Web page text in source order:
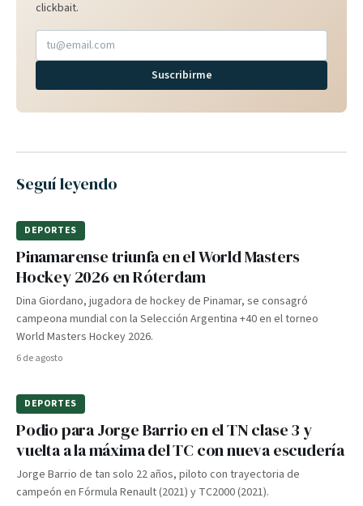
clickbait.
Suscribirme
Seguí leyendo
DEPORTES
Pinamarense triunfa en el World Masters
Hockey 2026 en Róterdam
Dina Giordano, jugadora de hockey de Pinamar, se consagró
campeona mundial con la Selección Argentina +40 en el torneo
World Masters Hockey 2026.
6 de agosto
DEPORTES
Podio para Jorge Barrio en el TN clase 3 y
vuelta a la máxima del TC con nueva escudería
Jorge Barrio de tan solo 22 años, piloto con trayectoria de
campeón en Fórmula Renault (2021) y TC2000 (2021).